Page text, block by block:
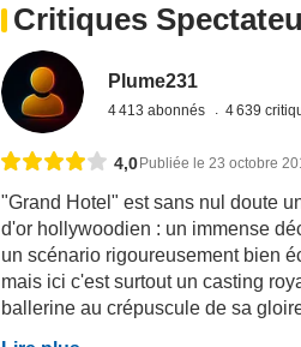
Critiques
Plume231
4 413 abonnés 4 639
4,0 Publiée le 23 octobre
"Grand Hotel" est sans nul doute
d'or hollywoodien : un immense
un scénario rigoureusement bien
mais ici c'est surtout un casting
ballerine au crépuscule de sa